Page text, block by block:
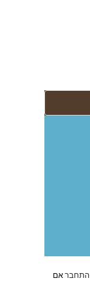
התחבראם